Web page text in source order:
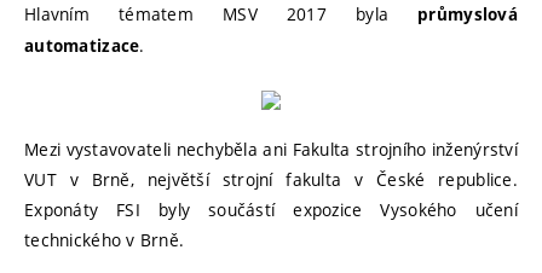
Hlavním tématem MSV 2017 byla průmyslová
automatizace.
Mezi vystavovateli nechyběla ani Fakulta strojního inženýrství
VUT v Brně, největší strojní fakulta v České republice.
Exponáty FSI byly součástí expozice Vysokého učení
technického v Brně.